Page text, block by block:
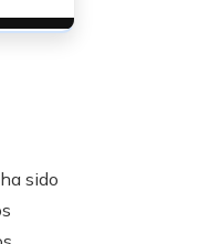
sido